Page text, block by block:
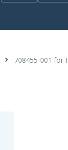
708455-001 for